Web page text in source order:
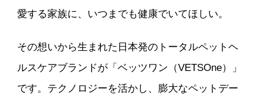
愛する家族に、いつまでも健康でいてほしい。
その想いから生まれた日本発のトータルペットヘ
ルスケアブランドが「ベッツワン（VETSOne）」
です。テクノロジーを活かし、膨大なペットデー